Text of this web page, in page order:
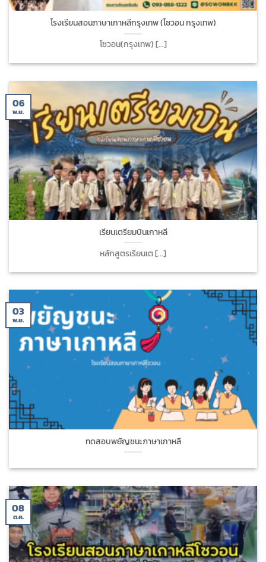
โรงเรียนสอนภาษาเกาหลีกรุงเทพ (โซวอน กรุงเทพ)
โซวอน(กรุงเทพ) [...]
เรียนเตรียมบินเกาหลี
หลักสูตรเรียนเต [...]
06
พ.ย.
ทดสอบพยัญชนะภาษาเกาหลี
03
พ.ย.
08
ต.ค.